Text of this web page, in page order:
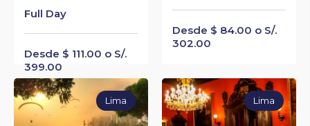
Full Day
Desde $ 111.00 o S/.
399.00
Desde $ 84.00 o S/.
302.00
Lima Lima